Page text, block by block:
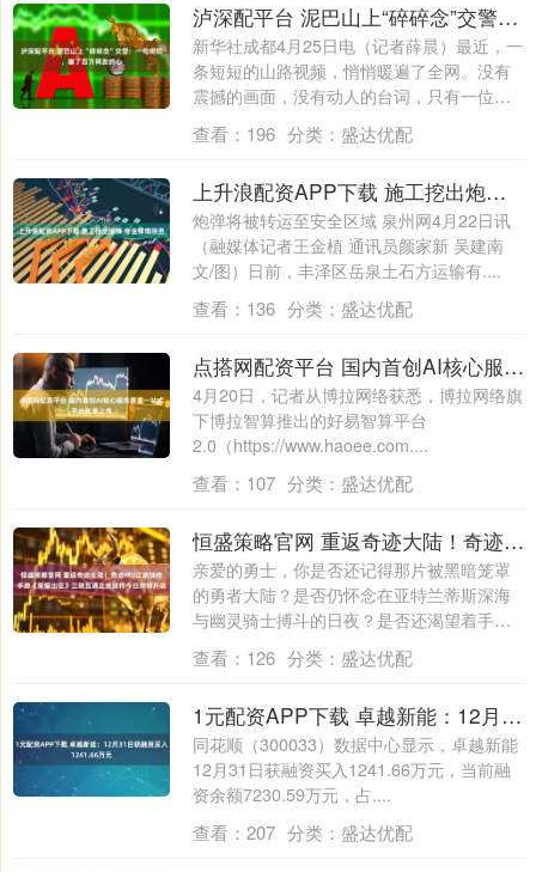
泸深配平台 泥巴山上“碎碎念”交警：一句唠叨，暖了百万网友的心
新华社成都4月25日电（记者薛晨）最近，一
条短短的山路视频，悄悄暖遍了全网。没有
震撼的画面，没有动人的台词，只有一位交
警....
查看： 196 分类： 盛达优配
上升浪配资APP下载 施工挖出炮弹 专业排爆除患
炮弹将被转运至安全区域 泉州网4月22日讯
（融媒体记者王金植 通讯员颜家新 吴建南
文/图）日前，丰泽区岳泉土石方运输有....
查看： 136 分类： 盛达优配
点搭网配资平台 国内首创AI核心服务要素一站式平台在渝上线
4月20日，记者从博拉网络获悉，博拉网络旗
下博拉智算推出的好易智算平台
2.0（https://www.haoee.com....
查看： 107 分类： 盛达优配
恒盛策略官网 重返奇迹大陆！奇迹MU正统续作手游《荣耀出征》三端互通正统续作今日燃情开战
亲爱的勇士，你是否还记得那片被黑暗笼罩
的勇者大陆？是否仍怀念在亚特兰蒂斯深海
与幽灵骑士搏斗的日夜？是否还渴望着手持
发光武....
查看： 126 分类： 盛达优配
1元配资APP下载 卓越新能：12月31日获融资买入1241.66万元
同花顺（300033）数据中心显示，卓越新能
12月31日获融资买入1241.66万元，当前融
资余额7230.59万元，占....
查看： 207 分类： 盛达优配